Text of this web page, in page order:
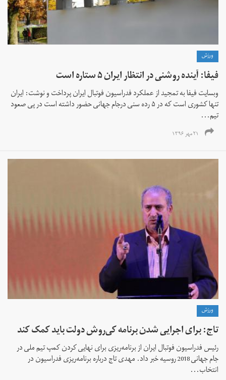
ورزش
فیفا: آینده روشنی در انتظار ایران ۵ ستاره است
وبسایت فیفا به تمجید از عملکرد فدراسیون فوتبال ایران پرداخت و نوشت: ایران
تنها کشوری است که در ۵ رده سنی درجام جهانی حضور داشته است در پی صعود
تیم‌...
۲۱ مهر ۱۳۹۶
ورزش
تاج: برای اجرایی شدن برنامه کی‌روش دولت باید کمک کند
رئیس فدراسیون فوتبال ایران از برنامه‌ریزی برای نهایی کردن کمپ تیم ملی در
جام جهانی 2018 روسیه خبر داد. مهدی تاج درباره برنامه‌ریزی فدراسیون در
انتخاب...